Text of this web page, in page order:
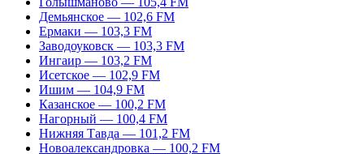
Демьянское — 102,6 FM
Ермаки — 103,3 FM
Заводоуковск — 103,3 FM
Ингаир — 103,2 FM
Исетское — 102,9 FM
Ишим — 104,9 FM
Казанское — 100,2 FM
Нагорный — 100,4 FM
Нижняя Тавда — 101,2 FM
Новоалександровка — 100,2 FM